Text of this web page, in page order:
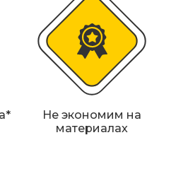
путевые знаки
Не экономим на
материалах